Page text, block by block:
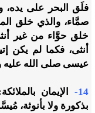
فلَق البحر على
صمَّاء، والذي خلق
خلق حوَّاء من غير
أنثى، فكما لم يكن
عيسى صلى الله
14-
الإيمان
بذكورة ولا بأنوثة،